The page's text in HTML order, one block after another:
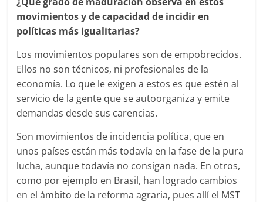
movimientos y de capacidad de incidir en
políticas más igualitarias?
Los movimientos populares son de empobrecidos.
Ellos no son técnicos, ni profesionales de la
economía. Lo que le exigen a estos es que estén al
servicio de la gente que se autoorganiza y emite
demandas desde sus carencias.
Son movimientos de incidencia política, que en
unos países están más todavía en la fase de la pura
lucha, aunque todavía no consigan nada. En otros,
como por ejemplo en Brasil, han logrado cambios
en el ámbito de la reforma agraria, pues allí el MST